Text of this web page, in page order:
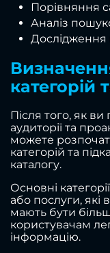
Порівняння
Аналіз
Дослідження
категорій
Після того, як
аудиторії та
можете
категорій та
каталогу.
Основні
або послуги, які
мають бути
користувачам
інформацію.